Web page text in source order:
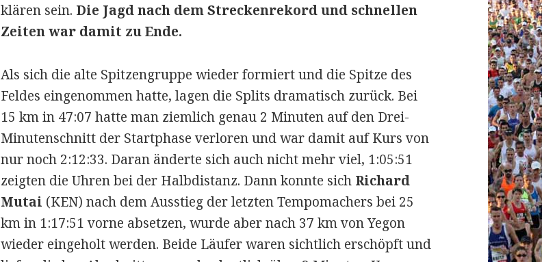
klären sein. Die Jagd nach dem Streckenrekord und schnellen
Zeiten war damit zu Ende.
Als sich die alte Spitzengruppe wieder formiert und die Spitze des
Feldes eingenommen hatte, lagen die Splits dramatisch zurück. Bei
15 km in 47:07 hatte man ziemlich genau 2 Minuten auf den Drei-
Minutenschnitt der Startphase verloren und war damit auf Kurs von
nur noch 2:12:33. Daran änderte sich auch nicht mehr viel, 1:05:51
zeigten die Uhren bei der Halbdistanz. Dann konnte sich Richard
Mutai (KEN) nach dem Ausstieg der letzten Tempomachers bei 25
km in 1:17:51 vorne absetzen, wurde aber nach 37 km von Yegon
wieder eingeholt werden. Beide Läufer waren sichtlich erschöpft und